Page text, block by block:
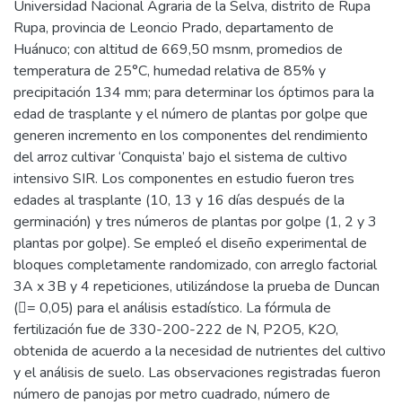
Universidad Nacional Agraria de la Selva, distrito de Rupa
Rupa, provincia de Leoncio Prado, departamento de
Huánuco; con altitud de 669,50 msnm, promedios de
temperatura de 25°C, humedad relativa de 85% y
precipitación 134 mm; para determinar los óptimos para la
edad de trasplante y el número de plantas por golpe que
generen incremento en los componentes del rendimiento
del arroz cultivar ‘Conquista’ bajo el sistema de cultivo
intensivo SIR. Los componentes en estudio fueron tres
edades al trasplante (10, 13 y 16 días después de la
germinación) y tres números de plantas por golpe (1, 2 y 3
plantas por golpe). Se empleó el diseño experimental de
bloques completamente randomizado, con arreglo factorial
3A x 3B y 4 repeticiones, utilizándose la prueba de Duncan
(= 0,05) para el análisis estadístico. La fórmula de
fertilización fue de 330-200-222 de N, P2O5, K2O,
obtenida de acuerdo a la necesidad de nutrientes del cultivo
y el análisis de suelo. Las observaciones registradas fueron
número de panojas por metro cuadrado, número de